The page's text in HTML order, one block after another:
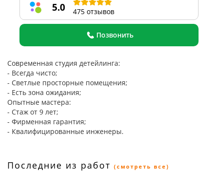
5.0 475 отзывов
Позвонить
Современная студия детейлинга:
- Всегда чисто;
- Светлые просторные помещения;
- Есть зона ожидания;
Опытные мастера:
- Стаж от 9 лет;
- Фирменная гарантия;
- Квалифицированные инженеры.
Последние из работ (смотреть все)